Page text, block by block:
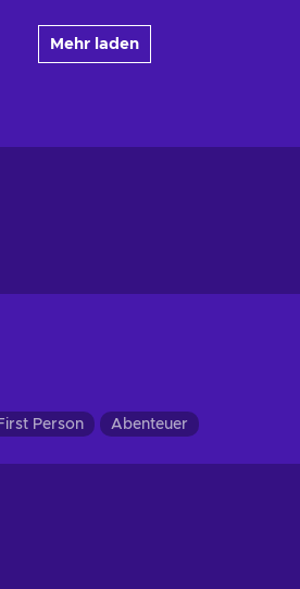
Mehr laden
Person Abenteuer